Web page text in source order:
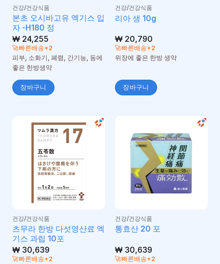
건강/건강식품
본초 오시바고유 엑기스 입
자 -H180 정
₩24,255
🚀빠른배송+2
피부, 소화기, 폐렴, 간기능, 등에
좋은 한방생약
장바구니
건강/건강식품
리아 생 10g
₩20,790
🚀빠른배송+2
위장에 좋은 한방 생약
장바구니
건강/건강식품
츠무라 한방 다섯​​영산료 엑
기스 과립 10포
₩30,639
🚀빠른배송+2
건강/건강식품
통효산 20 포
₩30,639
🚀빠른배송+2